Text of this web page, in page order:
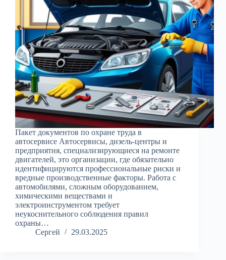
Пакет документов по охране труда в
автосервисе Автосервисы, дизель-центры и
предприятия, специализирующиеся на ремонте
двигателей, это организации, где обязательно
идентифицируются профессиональные риски и
вредные производственные факторы. Работа с
автомобилями, сложным оборудованием,
химическими веществами и
электроинструментом требует
неукоснительного соблюдения правил
охраны…
Сергей
29.03.2025